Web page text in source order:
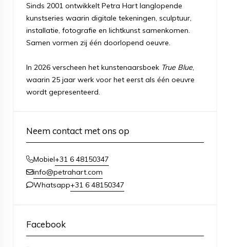
Sinds 2001 ontwikkelt Petra Hart langlopende
kunstseries waarin digitale tekeningen, sculptuur,
installatie, fotografie en lichtkunst samenkomen.
Samen vormen zij één doorlopend oeuvre.
In 2026 verscheen het kunstenaarsboek True Blue,
waarin 25 jaar werk voor het eerst als één oeuvre
wordt gepresenteerd.
Neem contact met ons op
Mobiel+31 6 48150347
info@petrahart.com
Whatsapp+31 6 48150347
Facebook